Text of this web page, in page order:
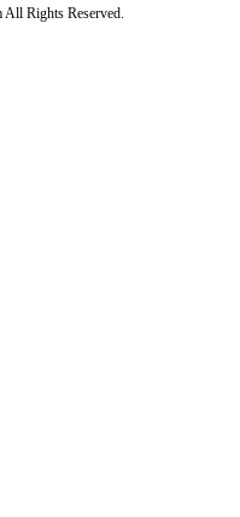
Rights Reserved.